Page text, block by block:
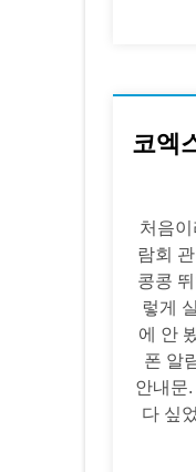
코엑
처음
람회
콩콩
렇게
에 안
폰 알
안내문
다 싶